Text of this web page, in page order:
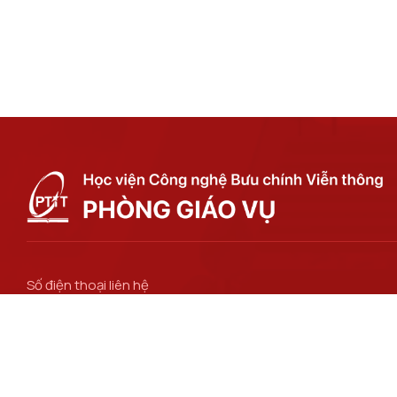
Số điện thoại liên hệ